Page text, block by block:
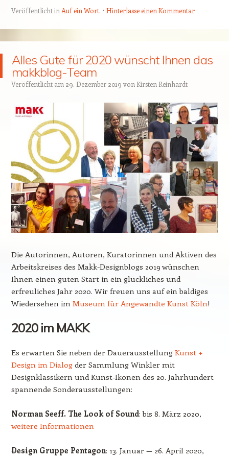
Veröffentlicht inAuf ein Wort. Hinterlasse einen Kommentar
Alles Gute für 2020 wünscht Ihnen das
makkblog-Team
Veröffentlicht am 29. Dezember 2019 von Kirsten Reinhardt
Die Autorinnen, Autoren, Kuratorinnen und Aktiven des
Arbeitskreises des Makk-Designblogs 2019 wünschen
Ihnen einen guten Start in ein glückliches und
erfreuliches Jahr 2020. Wir freuen uns auf ein baldiges
Wiedersehen im Museum für Angewandte Kunst Köln!
2020 im MAKK
Es erwarten Sie neben der Dauerausstellung Kunst +
Design im Dialogder Sammlung Winkler mit
Designklassikern und Kunst-Ikonen des 20. Jahrhundert
spannende Sonderausstellungen:
Norman Seeff. The Look of Sound: bis 8. März 2020,
weitere Informationen
DesignGruppe Pentagon: 13. Januar — 26. April 2020,